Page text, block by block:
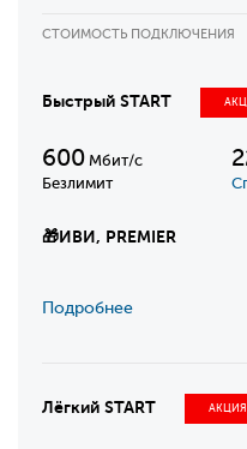
СТОИМОСТЬ ПОДКЛЮЧЕНИЯ
Быстрый START
600 Мбит/с
Безлимит
🎁ИВИ, PREMIER
Подробнее
Лёгкий START АКЦИЯ